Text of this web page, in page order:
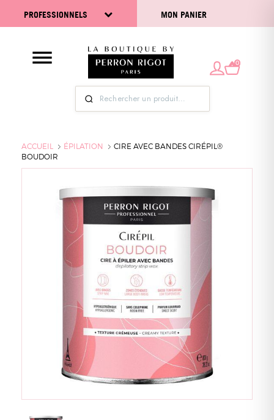
PROFESSIONNELS MON PANIER
0
ACCUEIL ÉPILATION
CIRE AVEC BANDES CIRÉPIL®
BOUDOIR